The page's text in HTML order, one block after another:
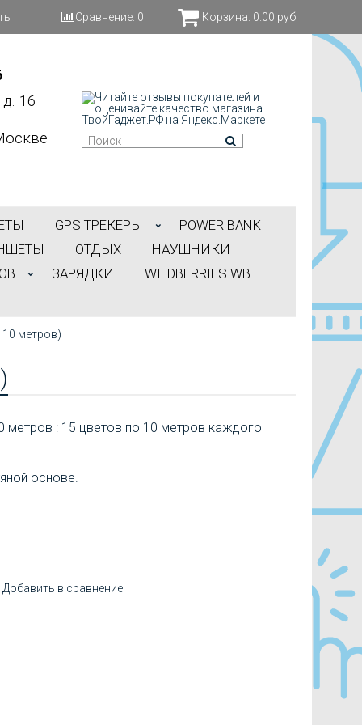
Сравнение: 0 Корзина: 0.00 руб
16
GPS ТРЕКЕРЫ
POWER BANK
ОТДЫХ
НАУШНИКИ
ЗАРЯДКИ WILDBERRIES WB
10 метров)
метров : 15 цветов по 10 метров каждого
основе.
Добавить в сравнение